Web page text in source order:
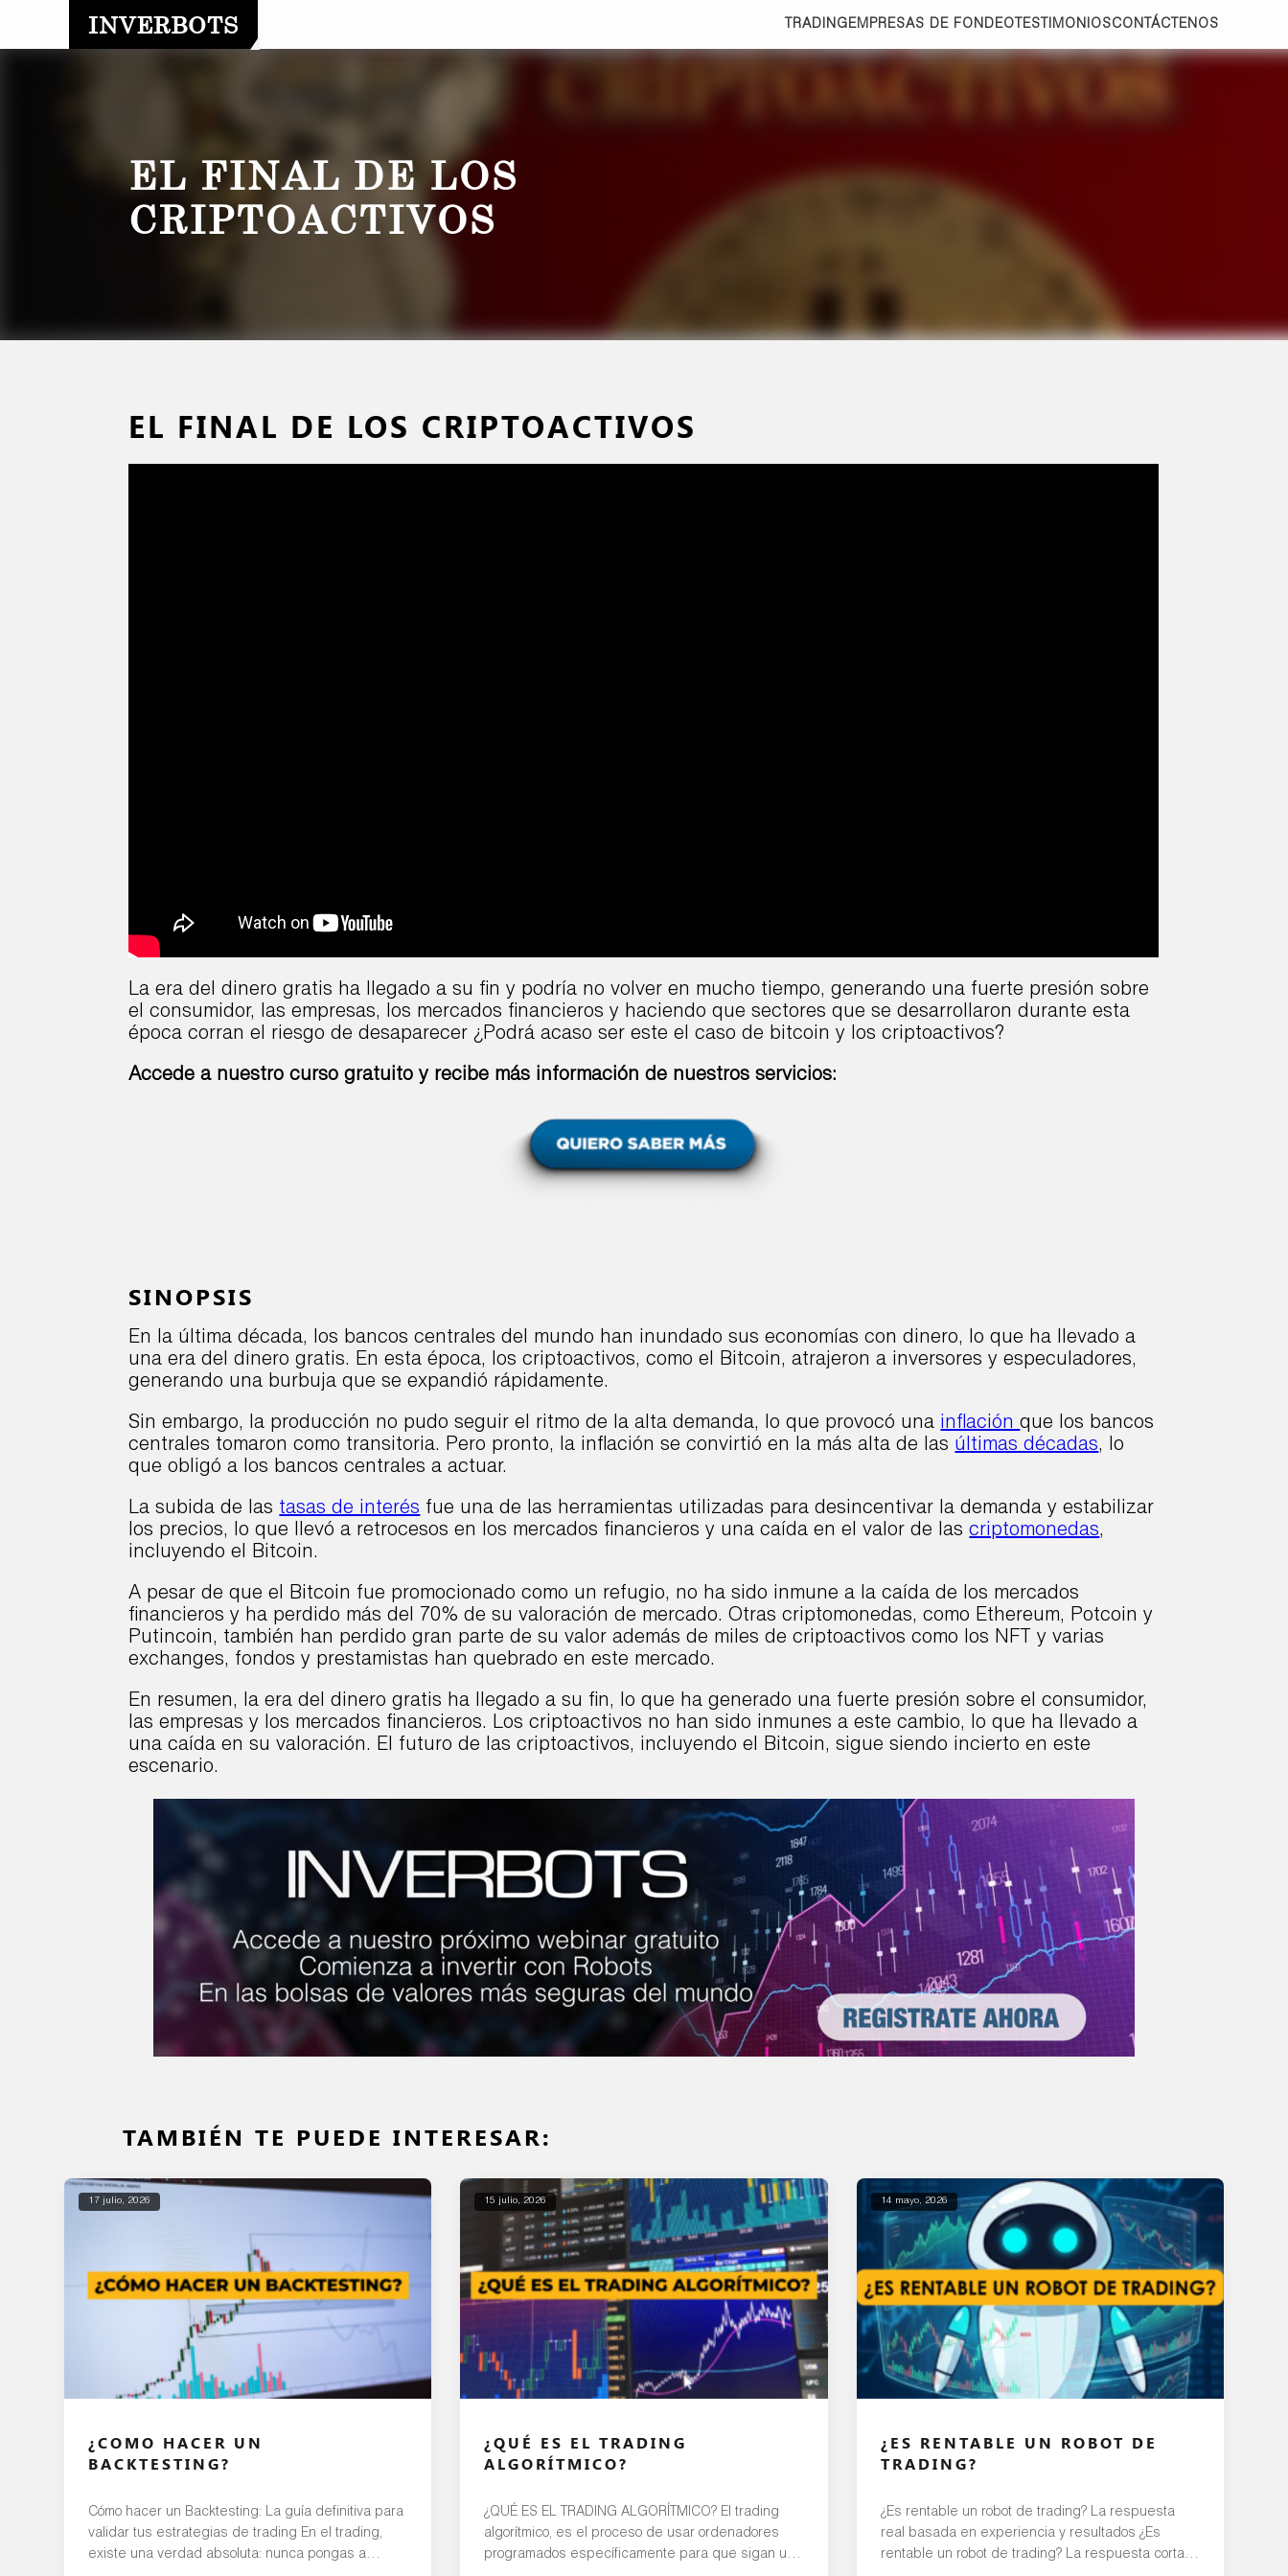
INVERBOTS TRADING EMPRESAS DE FONDEO TESTIMONIOSCONTÁCTENOS
EL FINAL DE LOS
CRIPTOACTIVOS
EL FINAL DE LOS CRIPTOACTIVOS
La era del dinero gratis ha llegado a su fin y podría no volver en mucho tiempo, generando una fuerte presión sobre
el consumidor, las empresas, los mercados financieros y haciendo que sectores que se desarrollaron durante esta
época corran el riesgo de desaparecer ¿Podrá acaso ser este el caso de bitcoin y los criptoactivos?
Accede a nuestro curso gratuito y recibe más información de nuestros servicios:
SINOPSIS
En la última década, los bancos centrales del mundo han inundado sus economías con dinero, lo que ha llevado a
una era del dinero gratis. En esta época, los criptoactivos, como el Bitcoin, atrajeron a inversores y especuladores,
generando una burbuja que se expandió rápidamente.
Sin embargo, la producción no pudo seguir el ritmo de la alta demanda, lo que provocó una inflaciónque los bancos
centrales tomaron como transitoria. Pero pronto, la inflación se convirtió en la más alta de las últimas décadas, lo
que obligó a los bancos centrales a actuar.
La subida de las tasas de interés fue una de las herramientas utilizadas para desincentivar la demanda y estabilizar
los precios, lo que llevó a retrocesos en los mercados financieros y una caída en el valor de lascriptomonedas,
incluyendo el Bitcoin.
A pesar de que el Bitcoin fue promocionado como un refugio, no ha sido inmune a la caída de los mercados
financieros y ha perdido más del 70% de su valoración de mercado. Otras criptomonedas, como Ethereum, Potcoin y
Putincoin, también han perdido gran parte de su valor además de miles de criptoactivos como los NFT y varias
exchanges, fondos y prestamistas han quebrado en este mercado.
En resumen, la era del dinero gratis ha llegado a su fin, lo que ha generado una fuerte presión sobre el consumidor,
las empresas y los mercados financieros. Los criptoactivos no han sido inmunes a este cambio, lo que ha llevado a
una caída en su valoración. El futuro de las criptoactivos, incluyendo el Bitcoin, sigue siendo incierto en este
escenario.
TAMBIÉN TE PUEDE INTERESAR:
17 julio, 2026
¿COMO HACER UN
BACKTESTING?
Cómo hacer un Backtesting: La guía definitiva para
validar tus estrategias de trading En el trading,
existe una verdad absoluta: nunca pongas a
15 julio, 2026
¿QUÉ ES EL TRADING
ALGORÍTMICO?
¿QUÉ ES EL TRADING ALGORÍTMICO? El trading
algorítmico, es el proceso de usar ordenadores
programados específicamente para que sigan un
14 mayo, 2026
¿ES RENTABLE UN ROBOT DE
TRADING?
¿Es rentable un robot de trading? La respuesta
real basada en experiencia y resultados ¿Es
rentable un robot de trading? La respuesta corta